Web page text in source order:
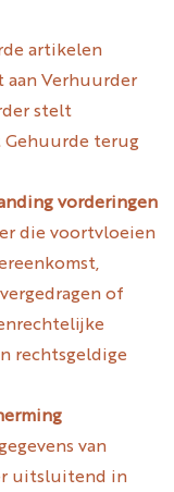
artikelen
Verhuurder
stelt
Gehuurde terug
vorderingen
die voortvloeien
of
rechtsgeldige
van
uitsluitend in